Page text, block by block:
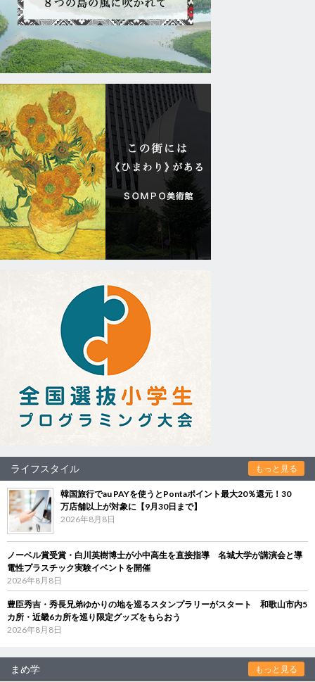
ライフスタイル もっと見る
韓国旅行でau PAYを使うとPontaポイント最大20％還元！30
万店舗以上が対象に【9月30日まで】
2026年8月8日
ノーベル賞受賞・白川英樹博士が小中高生を直接指導 名城大学が講演会と導
電性プラスチック実験イベントを開催
2026年8月8日
豊臣秀吉・秀長兄弟ゆかりの地を巡るスタンプラリーがスタート 和歌山市内5
カ所・近畿6カ所を巡り限定グッズをもらおう
2026年8月8日
まめ学 もっと見る